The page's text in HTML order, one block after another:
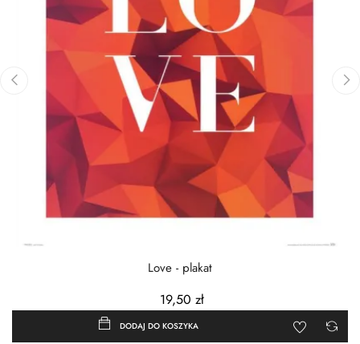
Love - plakat
19,50 zł
DODAJ DO KOSZYKA